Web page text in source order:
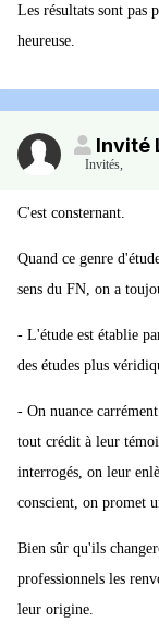
Les résultats sont pas
heureuse.
Invité
Invités
C'est consternant.
Quand ce genre
sens du FN, on a
- L'étude est établie
des études plus
- On nuance
tout crédit à leur
interrogés, on leur
conscient, on promet
Bien sûr qu'ils
professionnels les
leur origine.